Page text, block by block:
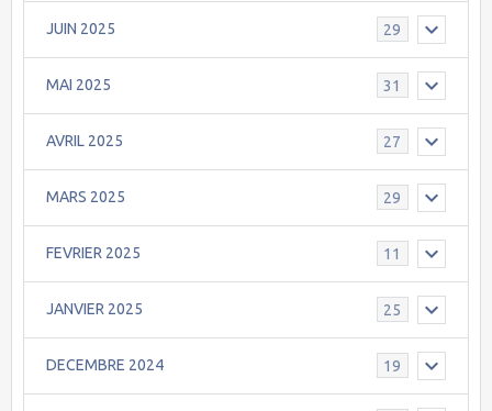
JUIN 2025 29
MAI 2025 31
AVRIL 2025 27
MARS 2025 29
FEVRIER 2025 11
JANVIER 2025 25
DECEMBRE 2024 19